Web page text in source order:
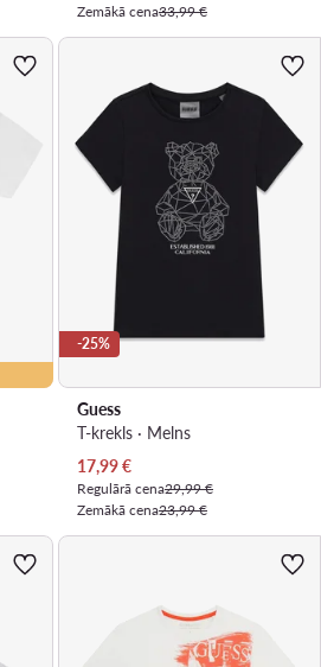
Zemākā cena33,99 €
-25%
Guess
T-krekls · Melns
Pašreizējā cena
17,99€
Regulārā cena29,99 €
Zemākā cena23,99 €